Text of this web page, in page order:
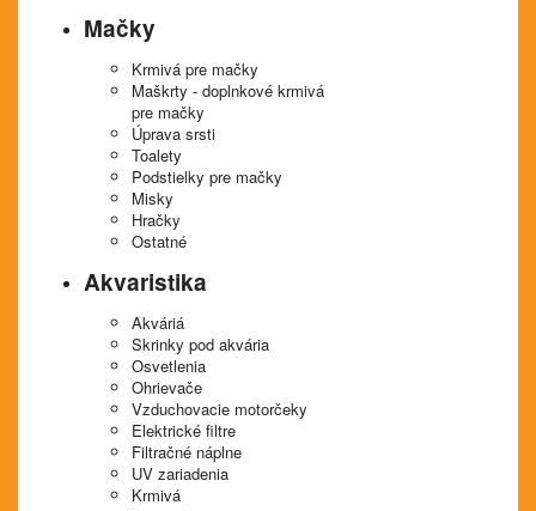
Mačky
Krmivá pre mačky
Maškrty - doplnkové krmivá
pre mačky
Úprava srsti
Toalety
Podstielky pre mačky
Misky
Hračky
Ostatné
Akvaristika
Akváriá
Skrinky pod akvária
Osvetlenia
Ohrievače
Vzduchovacie motorčeky
Elektrické filtre
Filtračné náplne
UV zariadenia
Krmivá